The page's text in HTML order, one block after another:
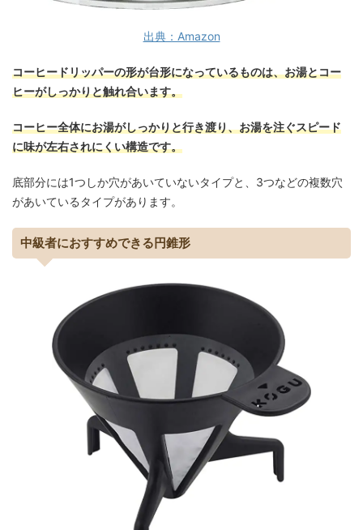
出典：Amazon
コーヒードリッパーの形が台形になっているものは、お湯とコー
ヒーがしっかりと触れ合います。
コーヒー全体にお湯がしっかりと行き渡り、お湯を注ぐスピード
に味が左右されにくい構造です。
底部分には1つしか穴があいていないタイプと、3つなどの複数穴
があいているタイプがあります。
中級者におすすめできる円錐形